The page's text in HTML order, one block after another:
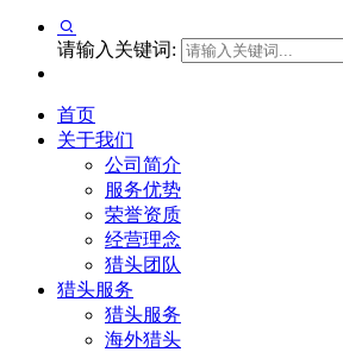
请输入关键词:
首页
关于我们
公司简介
服务优势
荣誉资质
经营理念
猎头团队
猎头服务
猎头服务
海外猎头